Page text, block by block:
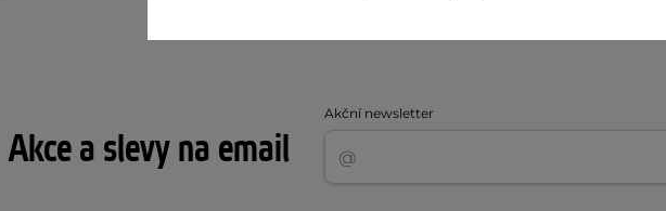
Akce a slevy na email
Akční newsletter